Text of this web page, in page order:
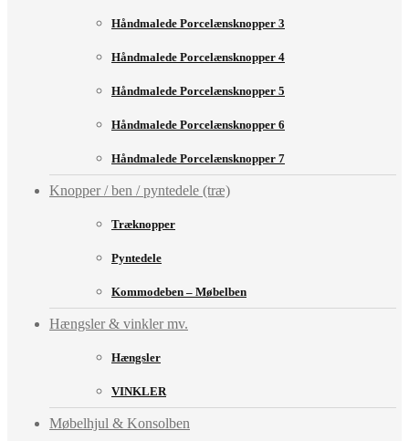
Håndmalede Porcelænsknopper 3
Håndmalede Porcelænsknopper 4
Håndmalede Porcelænsknopper 5
Håndmalede Porcelænsknopper 6
Håndmalede Porcelænsknopper 7
Knopper / ben / pyntedele (træ)
Træknopper
Pyntedele
Kommodeben – Møbelben
Hængsler & vinkler mv.
Hængsler
VINKLER
Møbelhjul & Konsolben